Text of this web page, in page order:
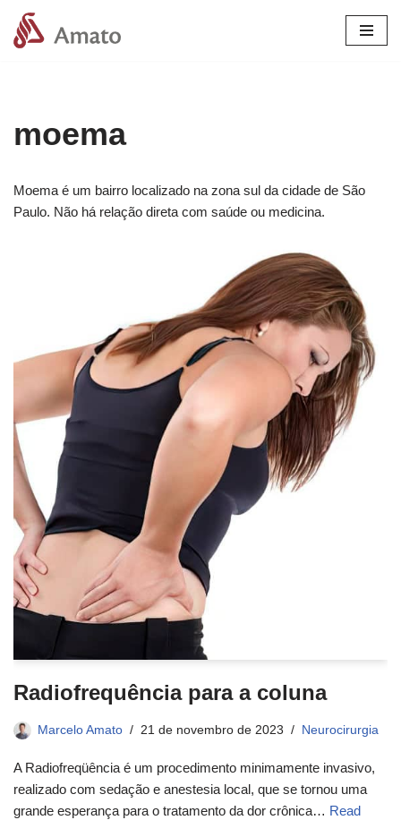
Pular
moema
Moema é um bairro localizado na zona sul da cidade de São
Paulo. Não há relação direta com saúde ou medicina.
Radiofrequência para a coluna
Marcelo Amato 21 de novembro de 2023 Neurocirurgia
A Radiofreqüência é um procedimento minimamente invasivo,
realizado com sedação e anestesia local, que se tornou uma
grande esperança para o tratamento da dor crônica… Read